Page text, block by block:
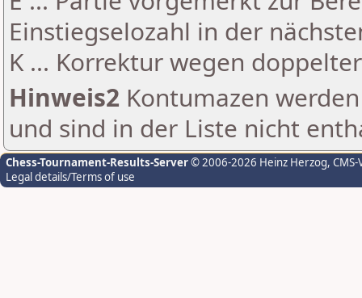
Einstiegselozahl in der
K ... Korrektur wegen
Hinweis2 Kontumazen
und sind in der Liste nicht
Chess-Tournament-Results-Server© 2006-2026 Heinz Herzog,
Legal details/Terms of use